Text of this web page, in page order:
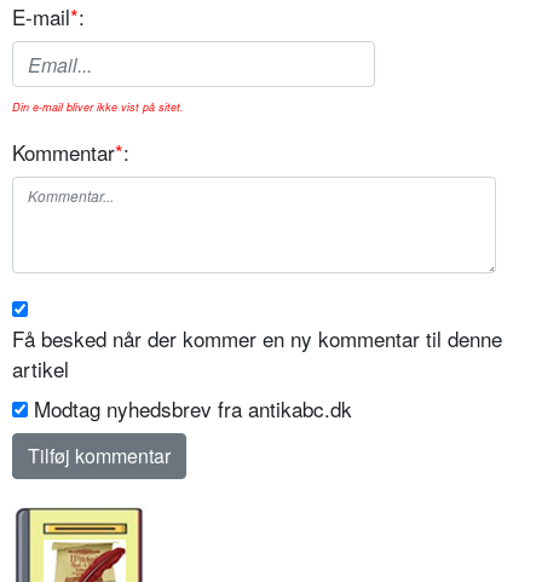
E-mail*:
Din e-mail bliver ikke vist på sitet.
Kommentar*:
Få besked når der kommer en ny kommentar til denne
artikel
Modtag nyhedsbrev fra antikabc.dk